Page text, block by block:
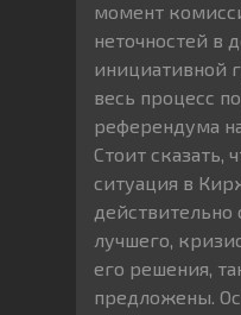
момент
неточностей в
инициативной
весь процесс
референдума
Стоит сказать,
ситуация в
действительно
лучшего,
его решения,
предложены.